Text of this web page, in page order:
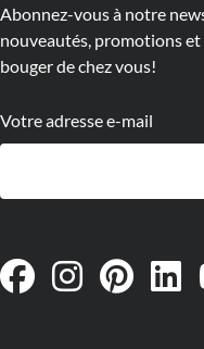
Abonnez-vous à notre
nouveautés, promotions
bouger de chez vous!
Votre adresse e-mail